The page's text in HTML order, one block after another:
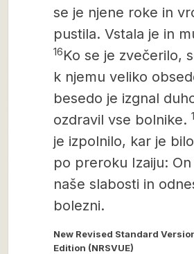
se je njene roke in
pustila. Vstala je in
16Ko se je zvečerilo,
k njemu veliko
besedo je izgnal
ozdravil vse bolnike.
je izpolnilo, kar je
po preroku Izaiju:
naše slabosti in
bolezni.
New Revised Standard
Edition (NRSVUE)